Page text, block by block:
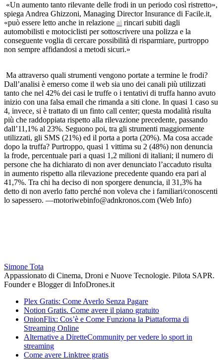
«Un aumento tanto rilevante delle frodi in un periodo così ristretto»,
spiega Andrea Ghizzoni, Managing Director Insurance di Facile.it,
«può essere letto anche in relazione ai rincari subiti dagli
automobilisti e motociclisti per sottoscrivere una polizza e la
conseguente voglia di cercare possibilità di risparmiare, purtroppo
non sempre affidandosi a metodi sicuri.»
Ma attraverso quali strumenti vengono portate a termine le frodi?
Dall’analisi è emerso come il web sia uno dei canali più utilizzati
tanto che nel 42% dei casi le truffe o i tentativi di truffa hanno avuto
inizio con una falsa email che rimanda a siti clone. In quasi 1 caso su
4, invece, si è trattato di un finto call center; questa modalità risulta
più che raddoppiata rispetto alla rilevazione precedente, passando
dall’11,1% al 23%. Seguono poi, tra gli strumenti maggiormente
utilizzati, gli SMS (21%) ed il porta a porta (20%). Ma cosa accade
dopo la truffa? Purtroppo, quasi 1 vittima su 2 (48%) non denuncia
la frode, percentuale pari a quasi 1,2 milioni di italiani; il numero di
persone che ha dichiarato di non aver denunciato l’accaduto risulta
in aumento rispetto alla rilevazione precedente quando era pari al
41,7%. Tra chi ha deciso di non sporgere denuncia, il 31,3% ha
detto di non averlo fatto perché non voleva che i familiari/conoscenti
lo sapessero. —motoriwebinfo@adnkronos.com (Web Info)
Simone Tota
Appassionato di Cinema, Droni e Nuove Tecnologie. Pilota SAPR.
Founder e Blogger di InfoDrones.it
Plex Gratis: Come Averlo Senza Pagare
Notion Gratis. Come avere il piano gratuito
OnionFlix: Cos’è e Come Funziona la Piattaforma di
Streaming Online
Alternative a DiretteCommunity per vedere lo sport in
streaming
Come avere Linktree gratis